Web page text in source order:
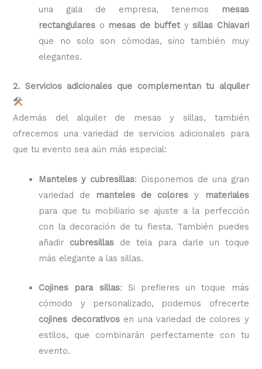
una gala de empresa, tenemos
mesas
rectangulares o mesas de buffetysillas Chiavari
que no solo son cómodas, sino también muy
elegantes.
2. Servicios adicionales que complementan tu alquiler
Además del alquiler de mesas y sillas, también
ofrecemos una variedad de servicios adicionales para
que tu evento sea aún más especial:
Manteles y cubresillas: Disponemos de una gran
variedad de manteles de colores y
materiales
para que tu mobiliario se ajuste a la perfección
con la decoración de tu fiesta. También puedes
añadir cubresillas de tela para darle un toque
más elegante a las sillas.
Cojines para sillas: Si prefieres un toque más
cómodo y personalizado, podemos ofrecerte
cojines decorativosen una variedad de colores y
estilos, que combinarán perfectamente con tu
evento.